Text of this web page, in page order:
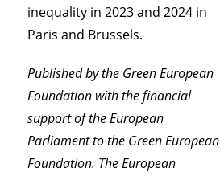
inequality in 2023 and 2024 in
Paris and Brussels.
Published by the Green European
Foundation with the financial
support of the European
Parliament to the Green European
Foundation. The European